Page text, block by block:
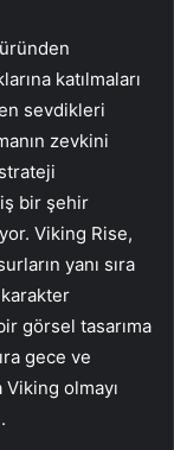
katılmaları
sevdikleri
zevkini
bir şehir
Viking Rise,
yanı sıra
görsel tasarıma
gece ve
olmayı